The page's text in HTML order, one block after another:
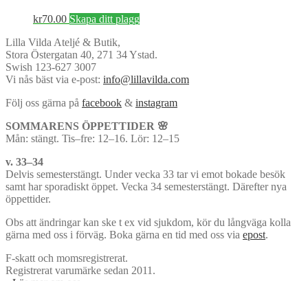
kr70.00 Skapa ditt plagg
Lilla Vilda Ateljé & Butik,
Stora Östergatan 40, 271 34 Ystad.
Swish 123-627 3007
Vi nås bäst via e-post: info@lillavilda.com
Följ oss gärna på facebook & instagram
SOMMARENS ÖPPETTIDER 🌸
Mån: stängt. Tis–fre: 12–16. Lör: 12–15
v. 33–34
Delvis semesterstängt. Under vecka 33 tar vi emot bokade besök
samt har sporadiskt öppet. Vecka 34 semesterstängt. Därefter nya
öppettider.
Obs att ändringar kan ske t ex vid sjukdom, kör du långväga kolla
gärna med oss i förväg. Boka gärna en tid med oss via epost.
F-skatt och momsregistrerat.
Registrerat varumärke sedan 2011.